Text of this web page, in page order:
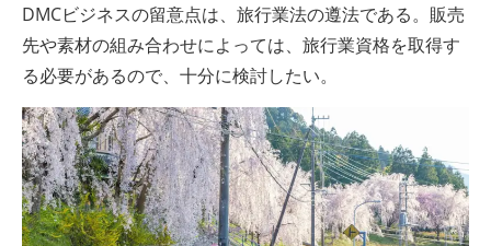
DMCビジネスの留意点は、旅行業法の遵法である。販売
先や素材の組み合わせによっては、旅行業資格を取得す
る必要があるので、十分に検討したい。